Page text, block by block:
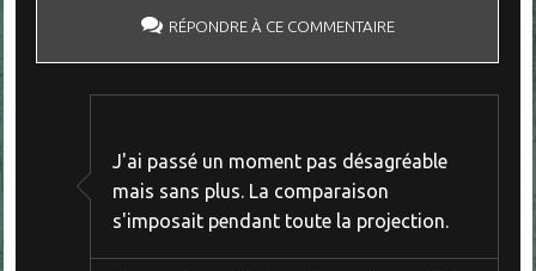
RÉPONDRE À CE COMMENTAIRE
J'ai passé un moment pas désagréable
mais sans plus. La comparaison
s'imposait pendant toute la projection.